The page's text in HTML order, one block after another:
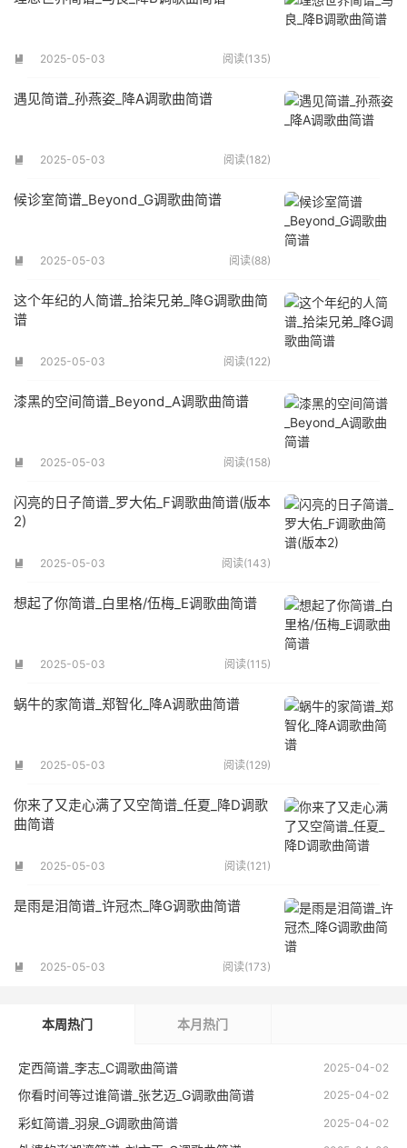
 2025-05-03 阅读(135)
遇见简谱_孙燕姿_降A调歌曲简谱
 2025-05-03 阅读(182)
候诊室简谱_Beyond_G调歌曲简谱
 2025-05-03 阅读(88)
这个年纪的人简谱_拾柒兄弟_降G调歌曲简
谱
 2025-05-03 阅读(122)
漆黑的空间简谱_Beyond_A调歌曲简谱
 2025-05-03 阅读(158)
闪亮的日子简谱_罗大佑_F调歌曲简谱(版本
2)
 2025-05-03 阅读(143)
想起了你简谱_白里格/伍梅_E调歌曲简谱
 2025-05-03 阅读(115)
蜗牛的家简谱_郑智化_降A调歌曲简谱
 2025-05-03 阅读(129)
你来了又走心满了又空简谱_任夏_降D调歌
曲简谱
 2025-05-03 阅读(121)
是雨是泪简谱_许冠杰_降G调歌曲简谱
 2025-05-03 阅读(173)
本周热门 本月热门
2025-04-02
定西简谱_李志_C调歌曲简谱
2025-04-02
你看时间等过谁简谱_张艺迈_G调歌曲简谱
2025-04-02
彩虹简谱_羽泉_G调歌曲简谱